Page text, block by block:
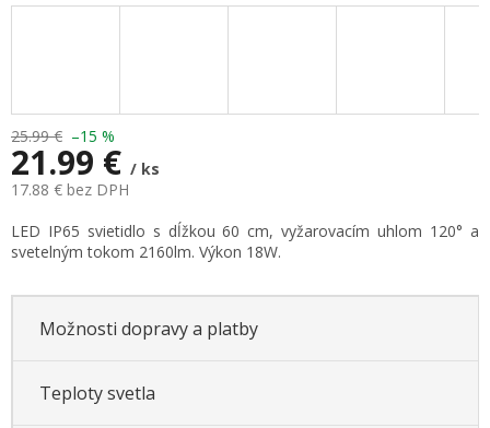
25.99 € –15 %
21.99 € / ks
17.88 € bez DPH
cena:
LED IP65 svietidlo s dĺžkou 60 cm, vyžarovacím uhlom 120° a
svetelným tokom 2160lm. Výkon 18W.
Možnosti dopravy a platby
Teploty svetla